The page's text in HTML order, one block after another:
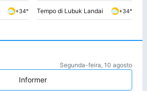
+34° Tempo di Lubuk Landai +34°
Segunda-feira, 10 agosto
Informer